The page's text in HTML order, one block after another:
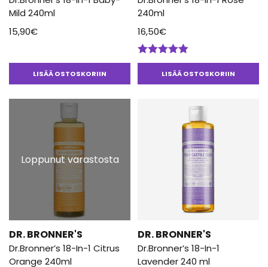
Mild 240ml
15,90€
LISÄÄ OSTOSKORIIN
240ml
16,50€
Arvostelu
tuotteesta:LISÄÄ OSTOSKORIIN
Loppunut varastosta
DR. BRONNER'S
Dr.Bronner’s 18-In-1 Citrus
Orange 240ml
DR. BRONNER'S
Dr.Bronner’s 18-In-1
Lavender 240 ml